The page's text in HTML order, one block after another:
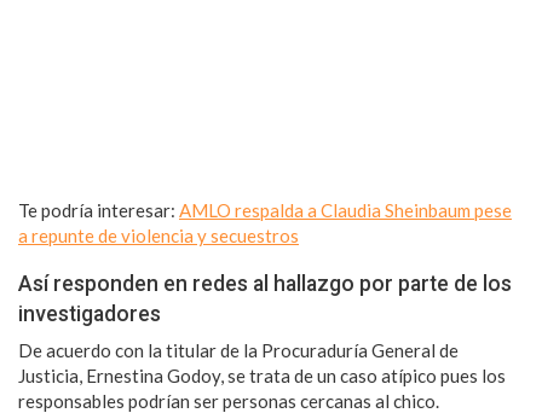
Te podría interesar: AMLO respalda a Claudia Sheinbaum pese
a repunte de violencia y secuestros
Así responden en redes al hallazgo por parte de los
investigadores
De acuerdo con la titular de la Procuraduría General de
Justicia, Ernestina Godoy, se trata de un caso atípico pues los
responsables podrían ser personas cercanas al chico.